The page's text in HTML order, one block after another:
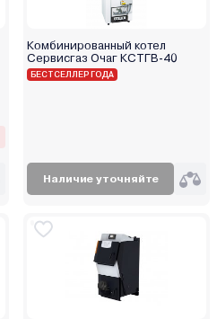
Комбинированный котел
Сервисгаз Очаг КСТГВ-40
БЕСТСЕЛЛЕР ГОДА
Наличие уточняйте